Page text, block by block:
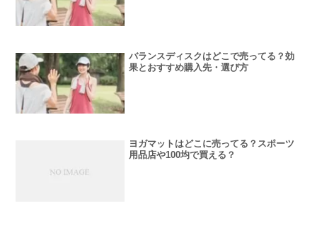
バランスディスクはどこで売ってる？効
果とおすすめ購入先・選び方
ヨガマットはどこに売ってる？スポーツ
用品店や100均で買える？